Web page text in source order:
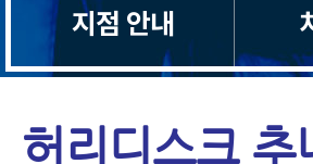
지점 안내
허리디스크 추